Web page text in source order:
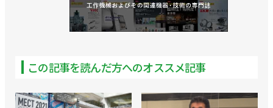
この記事を読んだ方へのオススメ記事